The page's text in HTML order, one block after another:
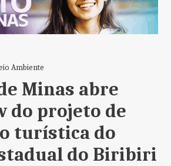
Ambiente
Minas abre
do projeto de
turística do
do Biribiri